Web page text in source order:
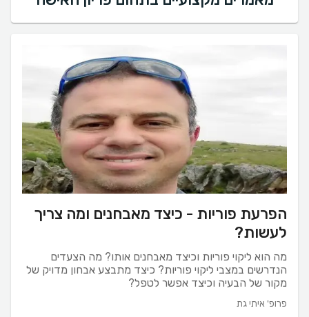
הפרעת פוריות - כיצד מאבחנים ומה צריך
לעשות?
מה הוא ליקוי פוריות וכיצד מאבחנים אותו? מה הצעדים
הנדרשים במצבי ליקוי פוריות? כיצד מתבצע אבחון מדויק של
מקור של הבעיה וכיצד אפשר לטפל?
פרופ' איתי גת